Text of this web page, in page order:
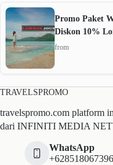
Promo Paket
Diskon 10%
from
TRAVELSPROMO
travelspromo.com platform
dari INFINITI MEDIA
WhatsApp